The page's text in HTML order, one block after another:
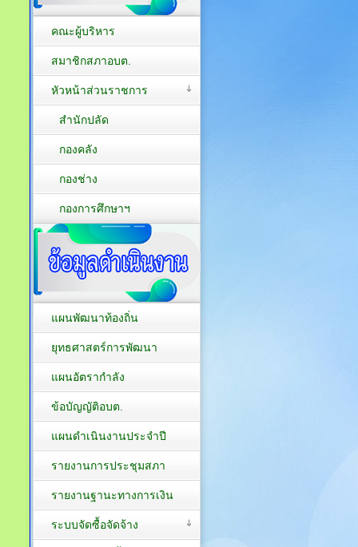
คณะผู้บริหาร
สมาชิกสภาอบต.
หัวหน้าส่วนราชการ
สำนักปลัด
กองคลัง
กองช่าง
กองการศึกษาฯ
แผนพัฒนาท้องถิ่น
ยุทธศาสตร์การพัฒนา
แผนอัตรากำลัง
ข้อบัญญัติอบต.
แผนดำเนินงานประจำปี
รายงานการประชุมสภา
รายงานฐานะทางการเงิน
ระบบจัดซื้อจัดจ้าง